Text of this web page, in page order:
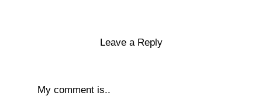
Leave a Reply
My comment is..